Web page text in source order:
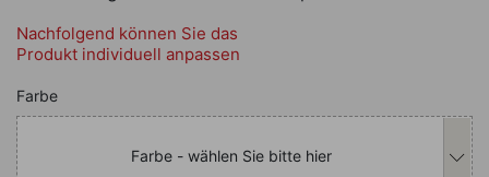
Nachfolgend können Sie das
Produkt individuell anpassen
Nachfolgend können Sie das
Farbe
Farbe - wählen Sie bitte hier